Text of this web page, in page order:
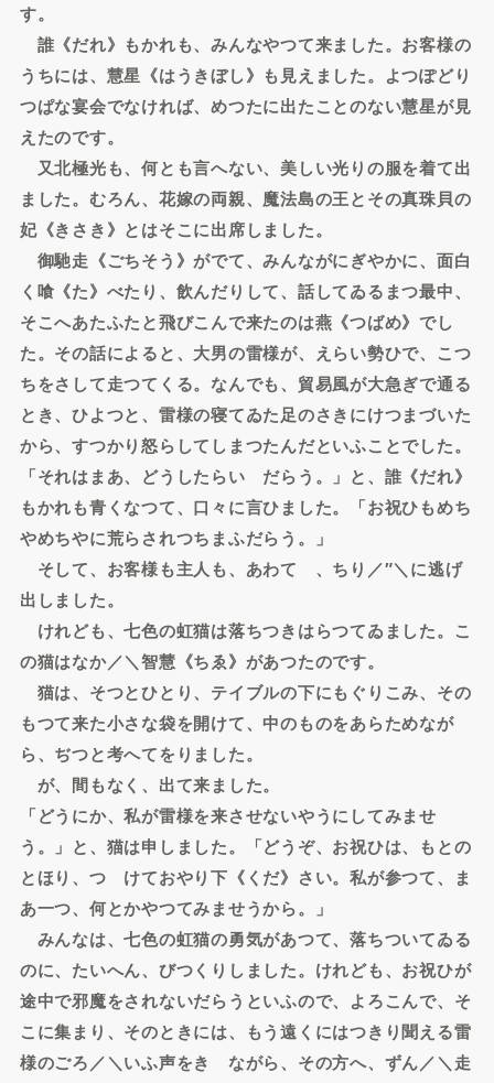
す。
誰《だれ》もかれも、みんなやつて来ました。お客様の
うちには、慧星《はうきぼし》も見えました。よつぽどり
つぱな宴会でなければ、めつたに出たことのない慧星が見
えたのです。
又北極光も、何とも言へない、美しい光りの服を着て出
ました。むろん、花嫁の両親、魔法島の王とその真珠貝の
妃《きさき》とはそこに出席しました。
御馳走《ごちそう》がでて、みんながにぎやかに、面白
く喰《た》べたり、飲んだりして、話してゐるまつ最中、
そこへあたふたと飛びこんで来たのは燕《つばめ》でし
た。その話によると、大男の雷様が、えらい勢ひで、こつ
ちをさして走つてくる。なんでも、貿易風が大急ぎで通る
とき、ひよつと、雷様の寝てゐた足のさきにけつまづいた
から、すつかり怒らしてしまつたんだといふことでした。
「それはまあ、どうしたらいゝだらう。」と、誰《だれ》
もかれも青くなつて、口々に言ひました。「お祝ひもめち
やめちやに荒らされつちまふだらう。」
そして、お客様も主人も、あわてゝ、ちり／″＼に逃げ
出しました。
けれども、七色の虹猫は落ちつきはらつてゐました。こ
の猫はなか／＼智慧《ちゑ》があつたのです。
猫は、そつとひとり、テイブルの下にもぐりこみ、その
もつて来た小さな袋を開けて、中のものをあらためなが
ら、ぢつと考へてをりました。
が、間もなく、出て来ました。
「どうにか、私が雷様を来させないやうにしてみませ
う。」と、猫は申しました。「どうぞ、お祝ひは、もとの
とほり、つゞけておやり下《くだ》さい。私が参つて、ま
あ一つ、何とかやつてみませうから。」
みんなは、七色の虹猫の勇気があつて、落ちついてゐる
のに、たいへん、びつくりしました。けれども、お祝ひが
途中で邪魔をされないだらうといふので、よろこんで、そ
こに集まり、そのときには、もう遠くにはつきり聞える雷
様のごろ／＼いふ声をきゝながら、その方へ、ずん／＼走